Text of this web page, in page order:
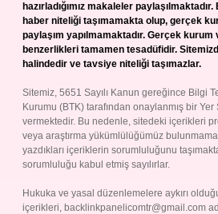
hazırladığımız makaleler
haber niteliği taşımamakta olup, gerçek
paylaşım yapılmamaktadır. Gerçek
benzerlikleri tamamen tesadüfidir.
halindedir ve tavsiye niteliği taşımazlar.
Sitemiz, 5651 Sayılı Kanun gereğince Bilgi
Kurumu (BTK) tarafından onaylanmış bir Yer
vermektedir. Bu nedenle, sitedeki içerikleri
veya araştırma yükümlülüğümüz
yazdıkları içeriklerin sorumluluğunu
sorumluluğu kabul etmiş sayılırlar.
Hukuka ve yasal düzenlemelere aykırı
içerikleri, backlinkpanelicomtr@gmail.com